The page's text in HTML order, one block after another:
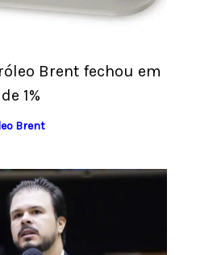
Brent fechou em
1%
Brent